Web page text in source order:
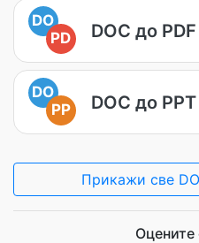
DO
PD
DOC до PDF
DO
PP
DOC до PPT
Прикажи све
Оцените